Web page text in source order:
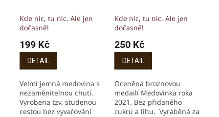
Kde nic, tu nic. Ale jen
dočasně!
199 Kč
DETAIL
Velmi jemná medovina s
nezaměnitelnou chutí.
Vyrobena tzv. studenou
cestou bez vyvařování
Kde nic, tu nic. Ale jen
dočasně!
250 Kč
DETAIL
Oceněná broznovou
medailí Medovinka roka
2021. Bez přidaného
cukru a lihu. Vyráběná za